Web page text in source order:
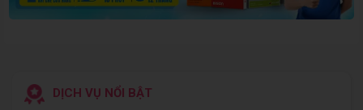
DỊCH VỤ NỔI BẬT